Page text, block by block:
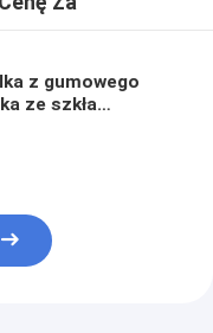
z gumowego
ze szkła